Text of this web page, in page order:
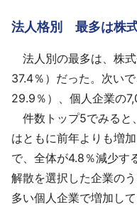
法人格別 最多は株
法人別の最多は、株
37.4％）だった。次い
29.9％）、個人企業の
件数トップ5でみると
はともに前年よりも増
で、全体が4.8％減少す
解散を選択した企業の
多い個人企業で増加し